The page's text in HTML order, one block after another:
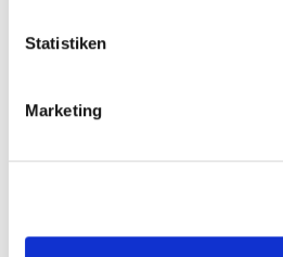
Statistiken
Marketing